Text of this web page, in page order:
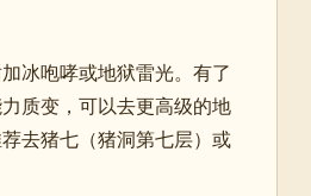
冰咆哮或地狱雷光。有了
质变，可以去更高级的地
去猪七（猪洞第七层）或